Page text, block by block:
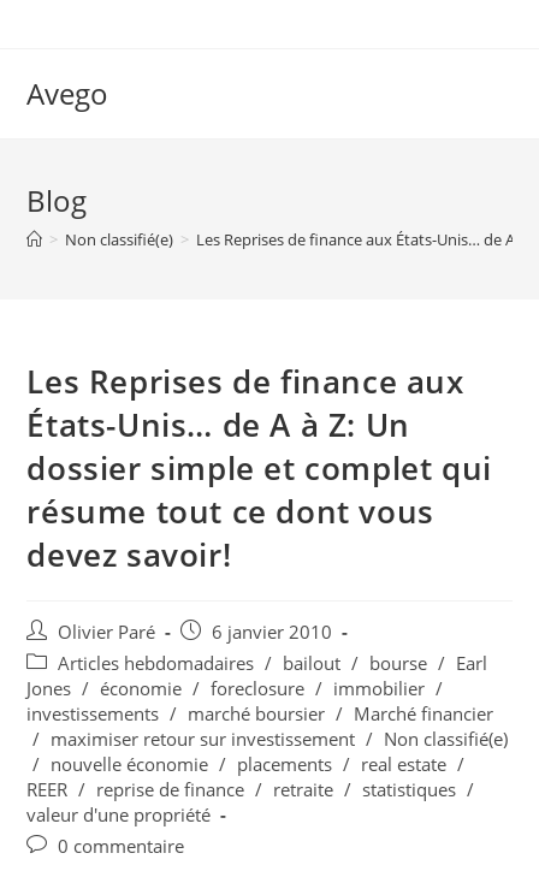
Avego
Blog
> Non classifié(e) > Les Reprises de finance aux États-Unis… de A
Les Reprises de finance aux
États-Unis… de A à Z: Un
dossier simple et complet qui
résume tout ce dont vous
devez savoir!
Auteur/autrice
de
la
publication :
Olivier Paré
Post
published:
6 janvier 2010
Post
category:
Articles hebdomadaires / bailout / bourse / Earl
Jones / économie / foreclosure / immobilier /
investissements / marché boursier / Marché financier
/ maximiser retour sur investissement / Non classifié(e)
/ nouvelle économie / placements / real estate /
REER / reprise de finance / retraite / statistiques /
valeur d'une propriété
Post0 commentaire